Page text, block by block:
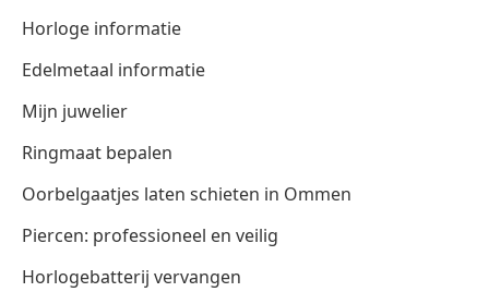
Horloge informatie
Edelmetaal informatie
Mijn juwelier
Ringmaat bepalen
Oorbelgaatjes laten schieten in Ommen
Piercen: professioneel en veilig
Horlogebatterij vervangen